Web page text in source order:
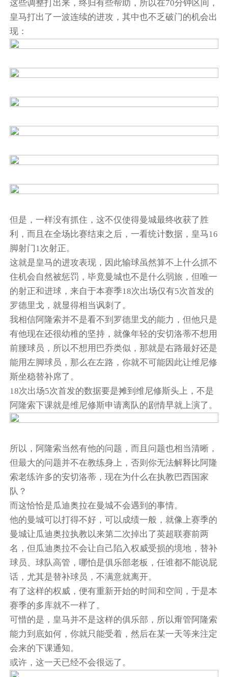
这些调整打出来，终归有些帮助，所以在70分钟区间，
皇马打出了一波连续的进攻，其中也不乏破门的机会出
现：
但是，一样没有抓住，这不仅使得曼城最终收获了胜
利，而且在全场比赛结束之后，一看统计数据，皇马16
脚射门1次射正。
这就是皇马的进攻表现，因此输球虽然算不上什么抓不
住机会自然被惩罚，毕竟曼城也不是什么弱旅，但唯一
的射正和进球，来自于本赛季18次出场仅有5次首发的
罗德里戈，就显得相当讽刺了。
我相信阿隆索并不是看不到罗德里戈的能力，但他只是
有他现在还很幼稚的坚持，就像年轻的安切洛蒂不想用
前腰球员，所以不想用巴乔类似，那就是右路最好还是
能用左脚球员，那么在左路，你就不可能因此让维尼修
斯坐稳替补席了。
18次出场5次首发的数据要是摊到维尼修斯头上，不是
阿隆索下课就是维尼修斯申请离队的剧情早就上演了。
所以，阿隆索当然有他的问题，而且问题也相当清晰，
但最大的问题并不在教练身上，否则你无法解释比阿隆
索老练许多的安切洛蒂，现在为什么在执教巴西国家
队？
而这恰恰是瓜迪奥拉在曼城不会遇到的事情。
他的曼城可以打得不好，可以成绩一般，就像上赛季的
曼城让瓜迪奥拉执教以来第二次掉出了英超联赛前两
名，但瓜迪奥拉不会让自己陷入权威受损的境地，替补
球员、球队高管，哪怕是俱乐部老板，任谁都不能说屁
话，尤其是替补球员，不满意就离开。
有了这样的权威，便有重新开始的时间和空间，于是本
赛季的多库就不一样了。
可惜的是，皇马并不是这样的俱乐部，所以甭管阿隆索
能力到底如何，你就只能受着，然后在某一天等来注定
会来的下课通知。
或许，这一天已经不会很远了。